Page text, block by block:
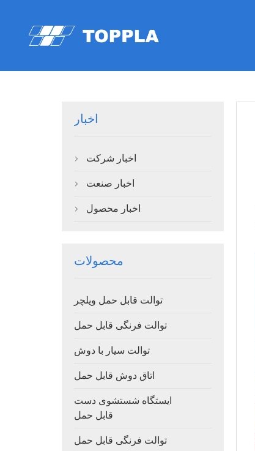
اخبار
 اخبار شرکت
 اخبار صنعت
 اخبار محصول
محصولات
توالت قابل حمل ویلچر
توالت فرنگی قابل حمل
توالت سیار با دوش
اتاق دوش قابل حمل
ایستگاه شستشوی دست
قابل حمل
توالت فرنگی قابل حمل